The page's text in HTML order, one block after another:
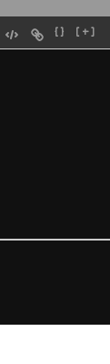
{} [+]